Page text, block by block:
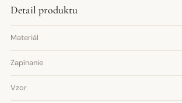
Detail produktu
Materiál
Zapínanie
Vzor